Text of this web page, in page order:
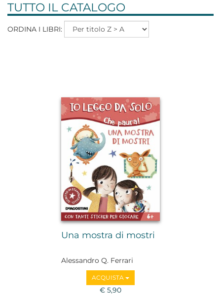
TUTTO IL CATALOGO
ORDINA I LIBRI:
Una mostra di mostri
Alessandro Q. Ferrari
ACQUISTA
€ 5,90